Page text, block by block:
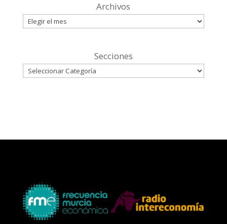
Archivos
Secciones